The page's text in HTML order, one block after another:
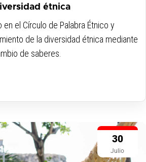
étnica
en el Círculo de Palabra Étnico y
de la diversidad étnica mediante
de saberes.
30
Julio